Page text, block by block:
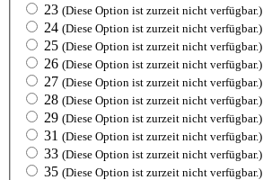
23 (Diese Option ist zurzeit nicht verfügbar.)
24 (Diese Option ist zurzeit nicht verfügbar.)
25 (Diese Option ist zurzeit nicht verfügbar.)
26 (Diese Option ist zurzeit nicht verfügbar.)
27 (Diese Option ist zurzeit nicht verfügbar.)
28 (Diese Option ist zurzeit nicht verfügbar.)
29 (Diese Option ist zurzeit nicht verfügbar.)
31 (Diese Option ist zurzeit nicht verfügbar.)
33 (Diese Option ist zurzeit nicht verfügbar.)
35 (Diese Option ist zurzeit nicht verfügbar.)